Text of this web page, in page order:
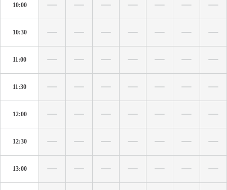
10:00
10:30
11:00
11:30
12:00
12:30
13:00